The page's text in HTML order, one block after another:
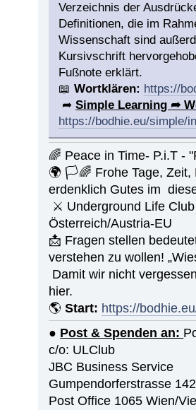
Verzeichnis der
Definitionen, die im
Wissenschaft sind
Kursivschrift
Fußnote erklärt.
📖Wortklären: https://
➦Simple Learning ➦
https://bodhie.eu/simple/
🌈 Peace in Time- P.i.T
🌍 🏳🌈 Frohe Tage, Zeit,
erdenklich Gutes im
⚔ Underground Life
Österreich/Austria-EU
📩 Fragen stellen
verstehen zu wollen!
Damit wir nicht
hier.
🌎Start: https://
● Post & Spenden an:
c/o: ULClub
JBC Business Service
Gumpendorferstrasse 142
Post Office 1065 Wien/